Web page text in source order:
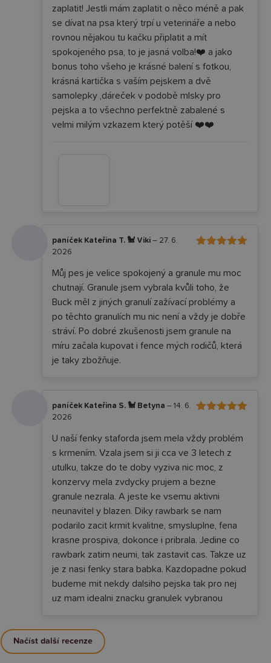
zaplatit! Jestli mám zaplatit o něco méně a pak
se dívat na psa který trpí u veterináře a nebo
rovnou nějakou tu kačku připlatit a mít
spokojeného psa, to je jasná volba!❤️ a jako
bonus toho všeho je krásné balení s fotkou,
krásná kartička s vaším pejskem a dvě
samolepky ,dáreček v podobě mlsky pro
pejska a to všechno perfektně zabalené s
velmi milým vzkazem který potěší ❤️❤️
paníček Kateřina T. 🐩 Viki – 27. 6.
2026
Můj pes je velice spokojený a granule mu moc
chutnají. Granule jsem vybrala kvůli toho, že
Buck měl z jiných granulí zažívací problémy a
po těchto granulích mu nic není a vždy je dobře
stráví. Po dobré zkušenosti jsem granule na
míru začala kupovat i fence mých rodičů, která
je taky zbožňuje.
paníček Kateřina S. 🐩 Betyna– 14. 6.
2026
U naší fenky staforda jsem mela vždy problém
s krmením. Vzala jsem si ji cca ve 3 letech z
utulku, takze do te doby vyziva nic moc, z
konzervy mela zvdycky prujem a bezne
granule nezrala. A jeste ke vsemu aktivni
neunavitel y blazen. Diky rawbark se nam
podarilo zacit krmit kvalitne, smysluplne, fena
krasne prospiva, dokonce i pribrala. Jedine co
rawbark zatim neumi, tak zastavit cas. Takze uz
je z nasi fenky stara babka. Kazdopadne pokud
budeme mit nekdy dalsiho pejska tak pro nej
uz mam idealni znacku granulek vybranou
Načíst další recenze